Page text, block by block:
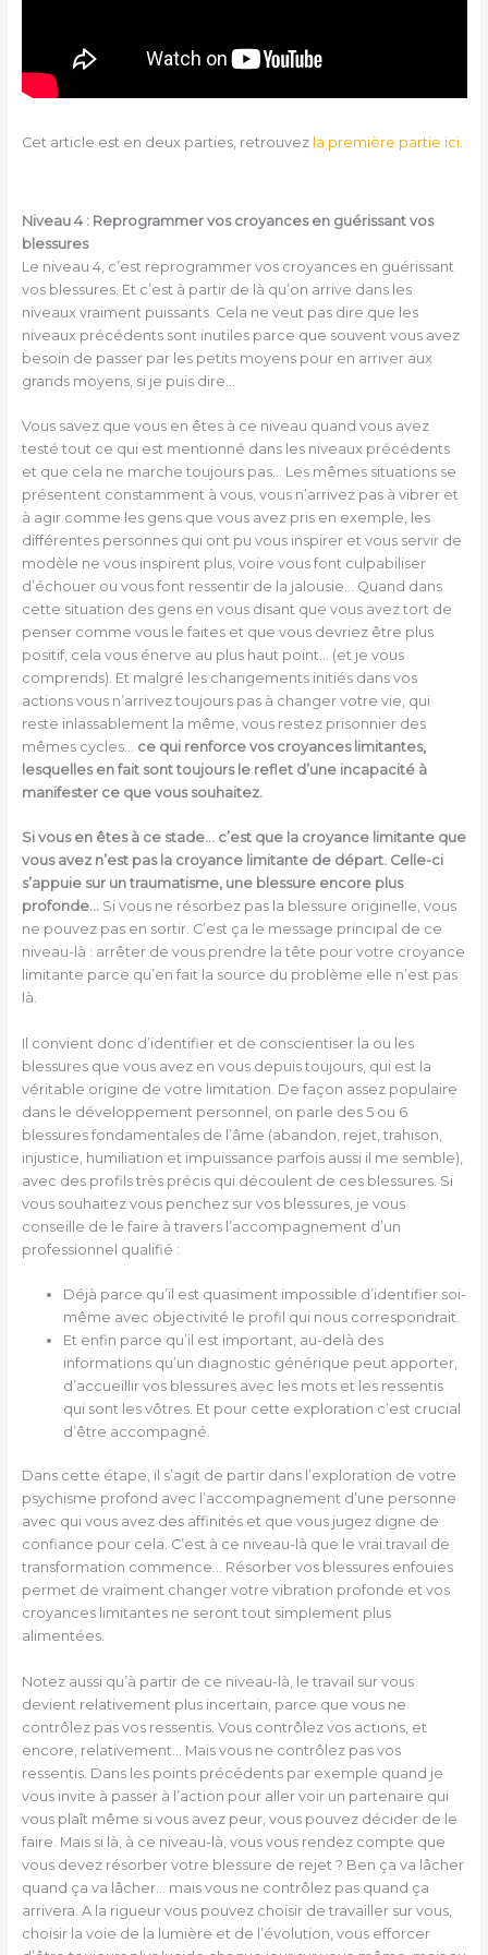
Cet article est en deux parties, retrouvez la première partie ici.
Niveau 4 : Reprogrammer vos croyances en guérissant vos
blessures
Le niveau 4, c’est reprogrammer vos croyances en guérissant
vos blessures. Et c’est à partir de là qu’on arrive dans les
niveaux vraiment puissants. Cela ne veut pas dire que les
niveaux précédents sont inutiles parce que souvent vous avez
besoin de passer par les petits moyens pour en arriver aux
grands moyens, si je puis dire…
Vous savez que vous en êtes à ce niveau quand vous avez
testé tout ce qui est mentionné dans les niveaux précédents
et que cela ne marche toujours pas… Les mêmes situations se
présentent constamment à vous, vous n’arrivez pas à vibrer et
à agir comme les gens que vous avez pris en exemple, les
différentes personnes qui ont pu vous inspirer et vous servir de
modèle ne vous inspirent plus, voire vous font culpabiliser
d’échouer ou vous font ressentir de la jalousie… Quand dans
cette situation des gens en vous disant que vous avez tort de
penser comme vous le faites et que vous devriez être plus
positif, cela vous énerve au plus haut point… (et je vous
comprends). Et malgré les changements initiés dans vos
actions vous n’arrivez toujours pas à changer votre vie, qui
reste inlassablement la même, vous restez prisonnier des
mêmes cycles… ce qui renforce vos croyances limitantes,
lesquelles en fait sont toujours le reflet d’une incapacité à
manifester ce que vous souhaitez.
Si vous en êtes à ce stade… c’est que la croyance limitante que
vous avez n’est pas la croyance limitante de départ. Celle-ci
s’appuie sur un traumatisme, une blessure encore plus
profonde…Si vous ne résorbez pas la blessure originelle, vous
ne pouvez pas en sortir. C’est ça le message principal de ce
niveau-là : arrêter de vous prendre la tête pour votre croyance
limitante parce qu’en fait la source du problème elle n’est pas
là.
Il convient donc d’identifier et de conscientiser la ou les
blessures que vous avez en vous depuis toujours, qui est la
véritable origine de votre limitation. De façon assez populaire
dans le développement personnel, on parle des 5 ou 6
blessures fondamentales de l’âme (abandon, rejet, trahison,
injustice, humiliation et impuissance parfois aussi il me semble),
avec des profils très précis qui découlent de ces blessures. Si
vous souhaitez vous penchez sur vos blessures, je vous
conseille de le faire à travers l’accompagnement d’un
professionnel qualifié :
Déjà parce qu’il est quasiment impossible d’identifier soi-
même avec objectivité le profil qui nous correspondrait.
Et enfin parce qu’il est important, au-delà des
informations qu’un diagnostic générique peut apporter,
d’accueillir vos blessures avec les mots et les ressentis
qui sont les vôtres. Et pour cette exploration c’est crucial
d’être accompagné.
Dans cette étape, il s’agit de partir dans l’exploration de votre
psychisme profond avec l’accompagnement d’une personne
avec qui vous avez des affinités et que vous jugez digne de
confiance pour cela. C’est à ce niveau-là que le vrai travail de
transformation commence… Résorber vos blessures enfouies
permet de vraiment changer votre vibration profonde et vos
croyances limitantes ne seront tout simplement plus
alimentées.
Notez aussi qu’à partir de ce niveau-là, le travail sur vous
devient relativement plus incertain, parce que vous ne
contrôlez pas vos ressentis. Vous contrôlez vos actions, et
encore, relativement… Mais vous ne contrôlez pas vos
ressentis. Dans les points précédents par exemple quand je
vous invite à passer à l’action pour aller voir un partenaire qui
vous plaît même si vous avez peur, vous pouvez décider de le
faire. Mais si là, à ce niveau-là, vous vous rendez compte que
vous devez résorber votre blessure de rejet ? Ben ça va lâcher
quand ça va lâcher… mais vous ne contrôlez pas quand ça
arrivera. A la rigueur vous pouvez choisir de travailler sur vous,
choisir la voie de la lumière et de l’évolution, vous efforcer